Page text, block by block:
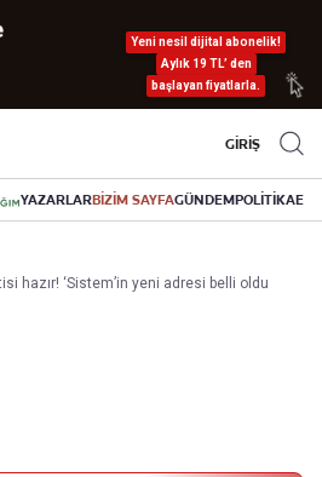
Yeni nesil dijital abonelik!
Aylık 19 TL’ den
başlayan fiyatlarla.
GİRİŞ
YAZARLARBİZİM SAYFAGÜNDEMPOLİTİKA
hazır! ‘Sistem’in yeni adresi belli oldu